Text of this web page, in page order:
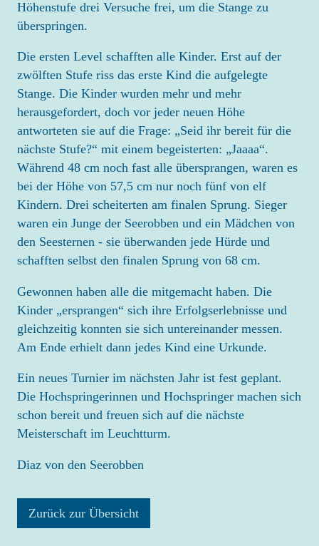
ELTERNMITARBEIT
DOWNLOAD
KARRIERE
SPENDEN
KONTAKT
Höhenstufe drei Versuche frei, um die Stange zu
überspringen.
Die ersten Level schafften alle Kinder. Erst auf der
zwölften Stufe riss das erste Kind die aufgelegte
Stange. Die Kinder wurden mehr und mehr
herausgefordert, doch vor jeder neuen Höhe
antworteten sie auf die Frage: „Seid ihr bereit für die
nächste Stufe?“ mit einem begeisterten: „Jaaaa“.
Während 48 cm noch fast alle übersprangen, waren es
bei der Höhe von 57,5 cm nur noch fünf von elf
Kindern. Drei scheiterten am finalen Sprung. Sieger
waren ein Junge der Seerobben und ein Mädchen von
den Seesternen - sie überwanden jede Hürde und
schafften selbst den finalen Sprung von 68 cm.
Gewonnen haben alle die mitgemacht haben. Die
Kinder „ersprangen“ sich ihre Erfolgserlebnisse und
gleichzeitig konnten sie sich untereinander messen.
Am Ende erhielt dann jedes Kind eine Urkunde.
Ein neues Turnier im nächsten Jahr ist fest geplant.
Die Hochspringerinnen und Hochspringer machen sich
schon bereit und freuen sich auf die nächste
Meisterschaft im Leuchtturm.
Diaz von den Seerobben
Zurück zur Übersicht